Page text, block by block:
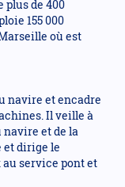
plus de 400
155 000
où est
navire et encadre
Il veille à
navire et de la
et dirige le
service pont et